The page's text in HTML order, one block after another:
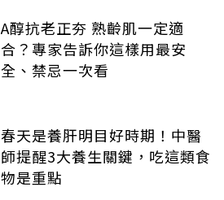
A醇抗老正夯 熟齡肌一定適
合？專家告訴你這樣用最安
全、禁忌一次看
春天是養肝明目好時期！中醫
師提醒3大養生關鍵，吃這類食
物是重點